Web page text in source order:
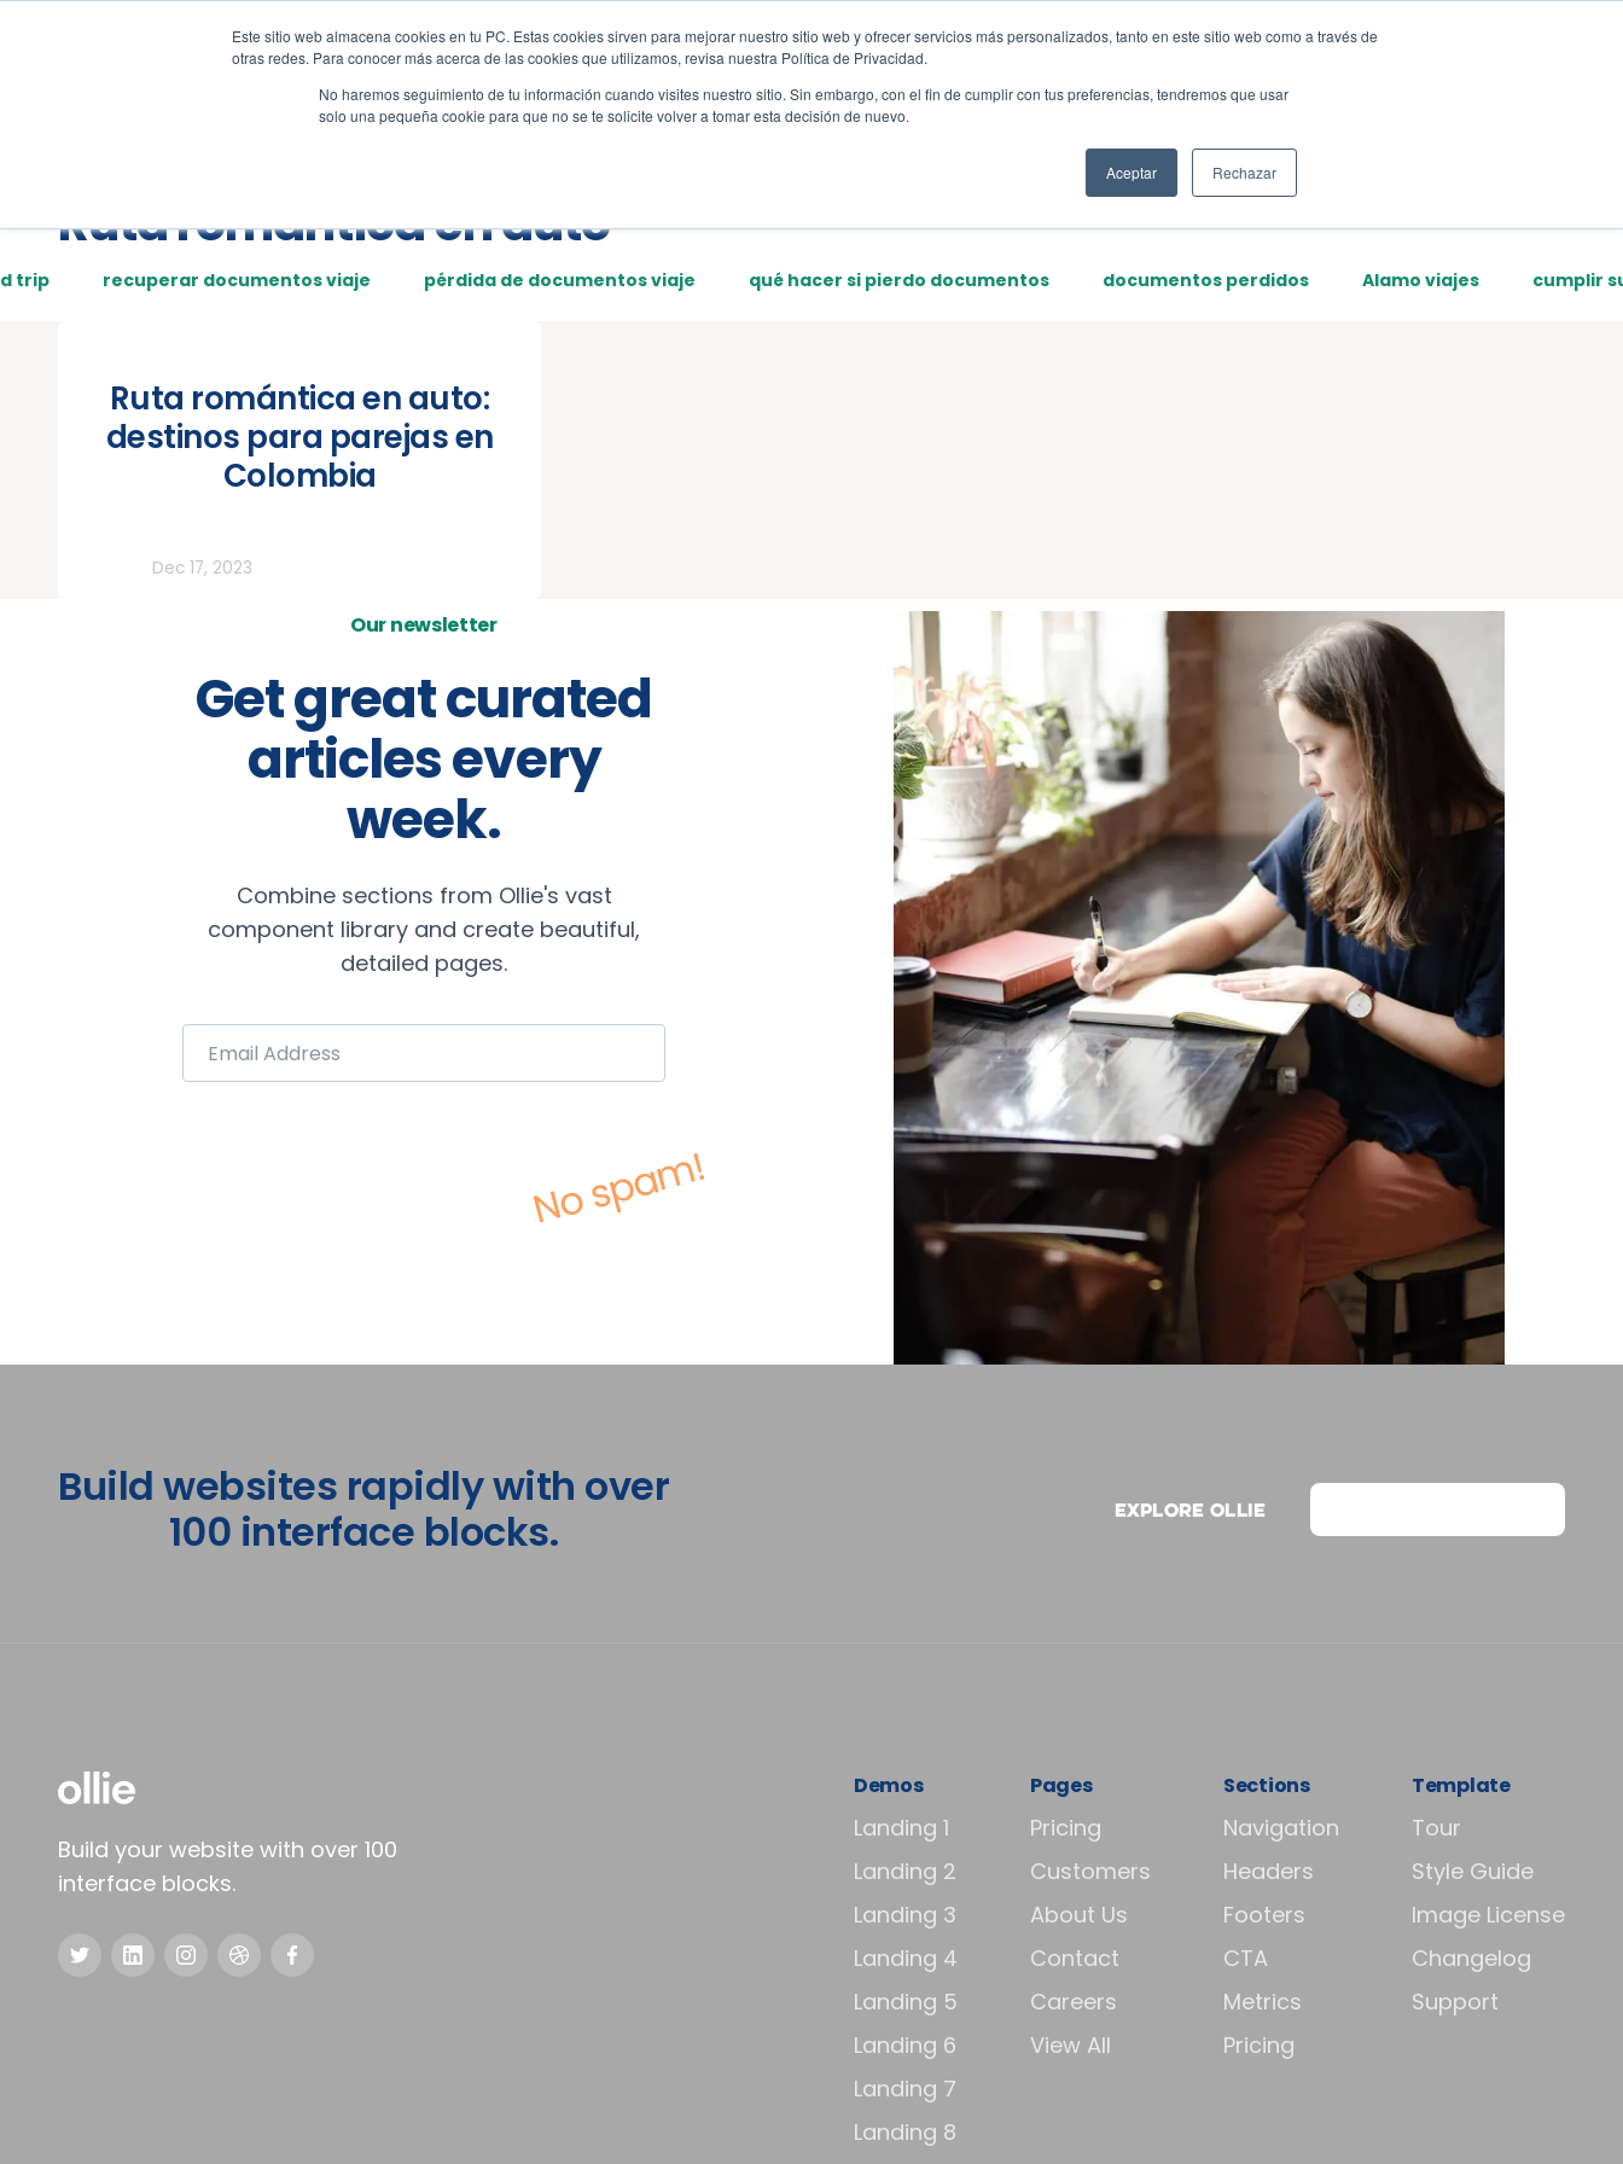
Este sitio web almacena cookies en tu PC. Estas cookies sirven para mejorar nuestro sitio web y ofrecer servicios más personalizados, tanto en este sitio web como a través de
otras redes. Para conocer más acerca de las cookies que utilizamos, revisa nuestra Política de Privacidad.
No haremos seguimiento de tu información cuando visites nuestro sitio. Sin embargo, con el fin de cumplir con tus preferencias, tendremos que usar
solo una pequeña cookie para que no se te solicite volver a tomar esta decisión de nuevo.
Aceptar Rechazar
Tour Demos Pages Sections Template
Ruta romántica en auto
trip recuperar documentos viaje pérdida de documentos viaje qué hacer si pierdo documentos documentos perdidos Alamo viajes cumplir
Ruta romántica en auto:
destinos para parejas en
Colombia
Dec 17, 2023
Our newsletter
Get great curated
articles every
week.
Combine sections from Ollie's vast
component library and create beautiful,
detailed pages.
No spam!
Build websites rapidly with over
100 interface blocks.
Explore Ollie
Build your website with over 100
interface blocks.
Demos
Landing 1
Landing 2
Landing 3
Landing 4
Landing 5
Landing 6
Landing 7
Landing 8
Pages
Pricing
Customers
About Us
Contact
Careers
View All
Sections
Navigation
Headers
Footers
CTA
Metrics
Pricing
Template
Tour
Style Guide
Image License
Changelog
Support